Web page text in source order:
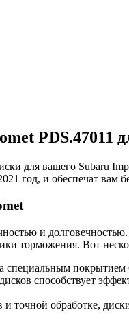
PDS.47011
для вашего Subaru
год, и обеспечат вам
и
торможения. Вот
специальным
способствует
и точной обработке,